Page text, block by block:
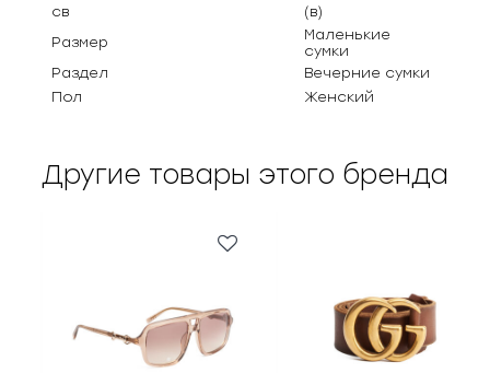
св
(в)
Размер
Маленькие
сумки
Раздел
Вечерние сумки
Пол
Женский
Другие товары этого бренда